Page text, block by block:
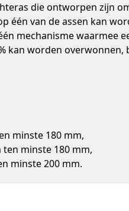
die ontworpen zijn
één van de assen kan
mechanisme waarmee
kan worden overwonnen,
minste 180 mm,
minste 180 mm,
minste 200 mm.